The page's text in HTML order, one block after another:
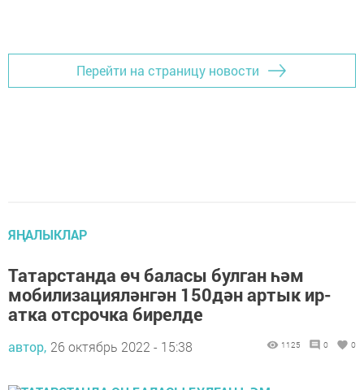
Перейти на страницу новости
ЯҢАЛЫКЛАР
Татарстанда өч баласы булган һәм
мобилизацияләнгән 150дән артык ир-
атка отсрочка бирелде
автор, 26 октябрь 2022 - 15:38 1125 0 0